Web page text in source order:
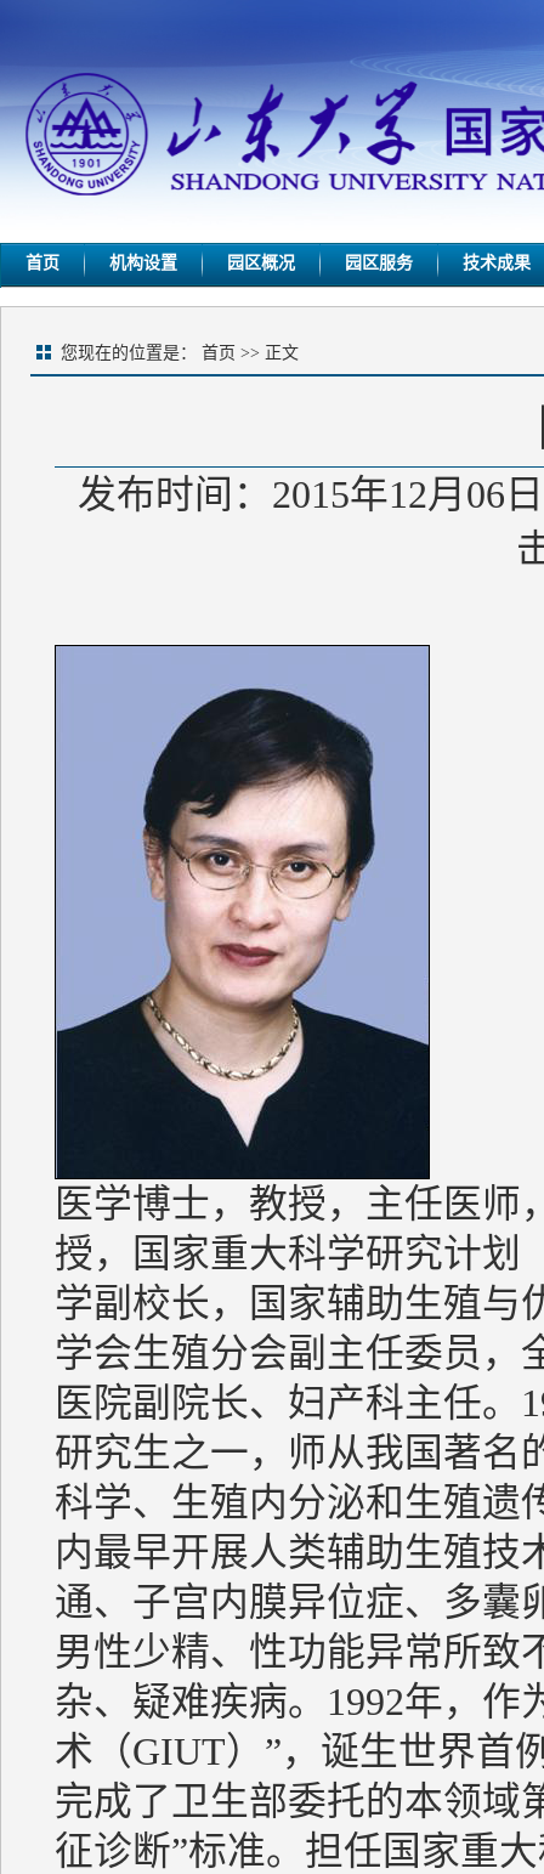
首页 机构设置 园区概况 园区服务 技术成果
您现在的位置是： 首页 >> 正文
发布时间：2015年12月
医学博士，教授，主任医师
授，国家重大科学研究计划
学副校长，国家辅助生殖与
学会生殖分会副主任委员，
医院副院长、妇产科主任。
研究生之一，师从我国著名
科学、生殖内分泌和生殖遗
内最早开展人类辅助生殖技
通、子宫内膜异位症、多囊
男性少精、性功能异常所致
杂、疑难疾病。1992年，作
术（GIUT）”，诞生世界首
完成了卫生部委托的本领
征诊断”标准。担任国家重